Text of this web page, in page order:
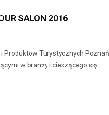
SALON 2016
Produktów Turystycznych Poznań
w branży i cieszącego się